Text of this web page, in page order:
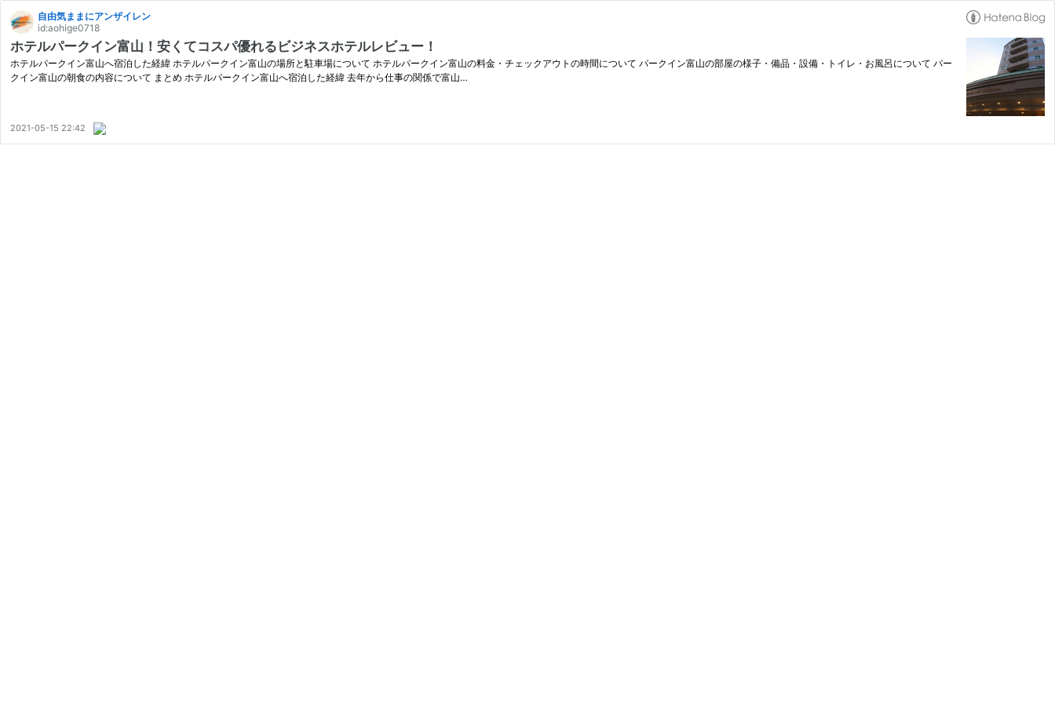
自由気ままにアンザイレン
id:aohige0718
ホテルパークイン富山！安くてコスパ優れるビジネスホテルレビュー！
ホテルパークイン富山へ宿泊した経緯 ホテルパークイン富山の場所と駐車場について ホテルパークイン富山の料金・チェックアウトの時間について パークイン富山の部屋の様子・備品・設備・トイレ・お風呂について パー
クイン富山の朝食の内容について まとめ ホテルパークイン富山へ宿泊した経緯 去年から仕事の関係で富山…
2021-05-15 22:42